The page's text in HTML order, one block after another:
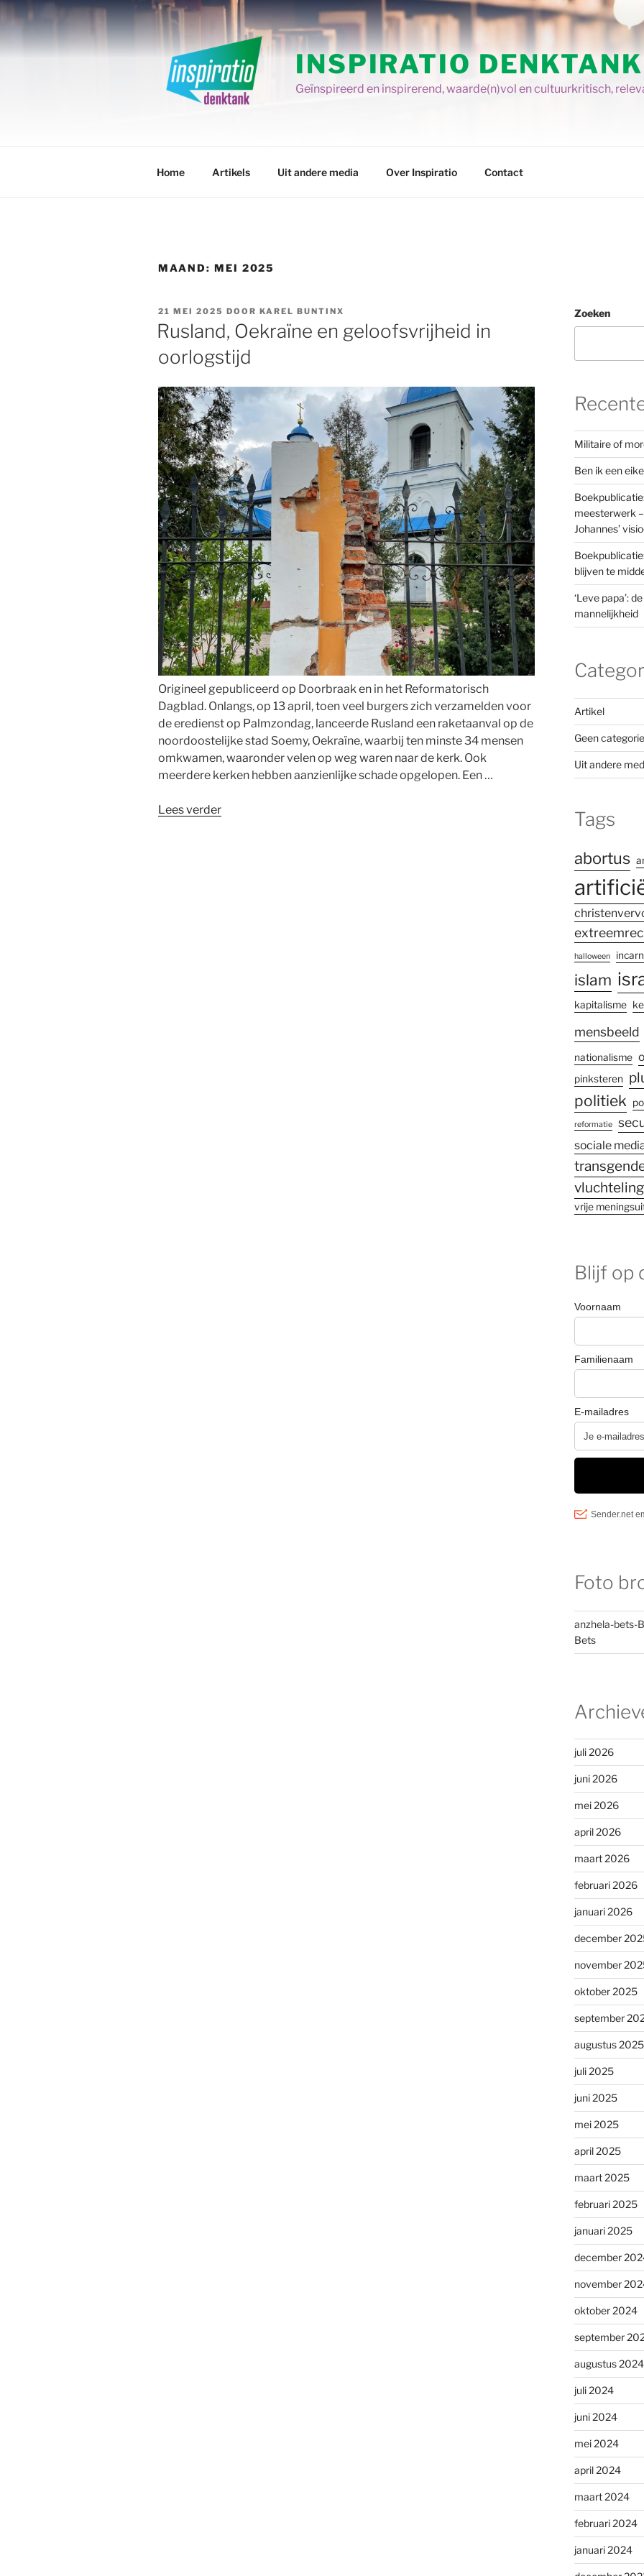
Spring
naar
de
INSPIRATIO DENKTANK
Geïnspireerd en inspirerend, waarde(n)vol en cultuurkritisch,
Home Artikels Uit andere media Over Inspiratio Contact
MAAND: MEI 2025
GEPLAATST
OP
21 MEI 2025 DOOR KAREL BUNTINX
Rusland, Oekraïne en geloofsvrijheid in
oorlogstijd
Origineel gepubliceerd op Doorbraak en in het Reformatorisch
Dagblad. Onlangs, op 13 april, toen veel burgers zich verzamelden voor
de eredienst op Palmzondag, lanceerde Rusland een raketaanval op de
noordoostelijke stad Soemy, Oekraïne, waarbij ten minste 34 mensen
omkwamen, waaronder velen op weg waren naar de kerk. Ook
meerdere kerken hebben aanzienlijke schade opgelopen. Een …
Lees verder“Rusland,
Zoeken
Militaire of
Ben ik een
meesterwerk
Johannes’
blijven te
‘Leve papa’:
mannelijkheid
Artikel
Geen categorie
Uit andere
Tags
abortus
halloween
islam
kapitalisme
mensbeeld
nationalisme
pinksteren
politiek
reformatie
sociale
vrije
Blijf op
Foto
anzhela-bets-
Bets
juli 2026
juni 2026
mei 2026
april 2026
maart 2026
februari 2026
januari 2026
december
november
oktober 2025
september
augustus 2025
juli 2025
juni 2025
mei 2025
april 2025
maart 2025
februari 2025
januari 2025
december
november
oktober 2024
september
augustus 2024
juli 2024
juni 2024
mei 2024
april 2024
maart 2024
februari 2024
januari 2024